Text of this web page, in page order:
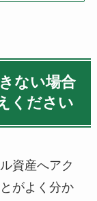
ない場合
ください
資産へアク
がよく分か